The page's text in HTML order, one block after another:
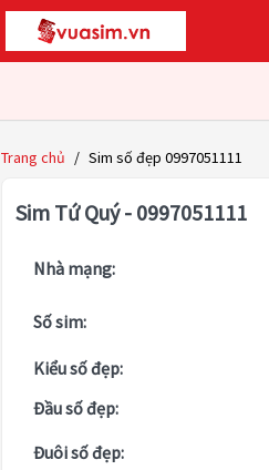
Trang chủ / Sim số đẹp 0997051111
Sim Tứ Quý - 0997051111
Nhà mạng:
Số sim:
Kiểu số đẹp:
Đầu số đẹp:
Đuôi số đẹp: